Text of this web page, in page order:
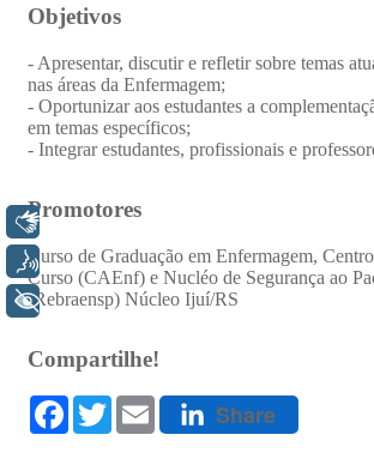
Libras
Voz
+ Acessibilidade